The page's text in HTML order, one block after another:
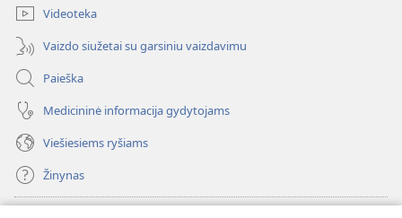
Videoteka
Vaizdo siužetai su garsiniu vaizdavimu
Paieška
Medicininė informacija gydytojams
Viešiesiems ryšiams
Žinynas